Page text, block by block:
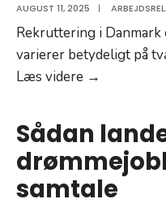
AUGUST 11, 2025 |
Rekruttering i Danmark
varierer betydeligt på
Læs videre →
i
Danmark
kræver
Sådan
samtale